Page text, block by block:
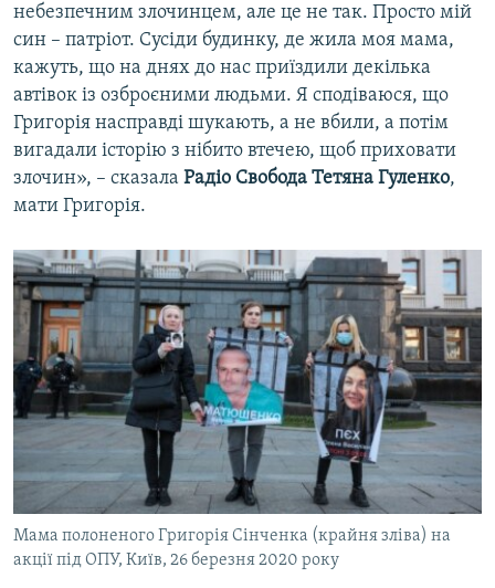
небезпечним злочинцем, але це не так. Просто мій
син – патріот. Сусіди будинку, де жила моя мама,
кажуть, що на днях до нас приїздили декілька
автівок із озброєними людьми. Я сподіваюся, що
Григорія насправді шукають, а не вбили, а потім
вигадали історію з нібито втечею, щоб приховати
злочин», – сказала Радіо Свобода Тетяна Гуленко,
мати Григорія.
Мама полоненого Григорія Сінченка (крайня зліва) на
акції під ОПУ, Київ, 26 березня 2020 року